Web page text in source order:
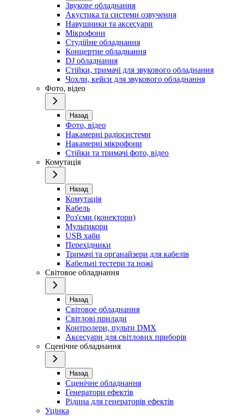
Звукове обладнання
Акустика та системи озвучення
Навушники та аксесуари
Мікрофони
Студійне обладнання
Концертне обладнання
DJ обладнання
Стійки, тримачі для звукового обладнання
Чохли, кейси для звукового обладнання
Фото, відео
Назад
Фото, відео
Накамерні радіосистеми
Накамерні мікрофони
Стійки та тримачі фото, відео
Комутація
Назад
Комутація
Кабель
Роз'єми (конектори)
Мультикори
USB хаби
Перехідники
Тримачі та органайзери для кабелів
Кабельні тестери та ножі
Світовое обладнання
Назад
Світовое обладнання
Світлові прилади
Контролери, пульти DMX
Аксесуари для світлових приборів
Сценічне обладнання
Назад
Сценічне обладнання
Генератори ефектів
Рідина для генераторів ефектів
Уцінка